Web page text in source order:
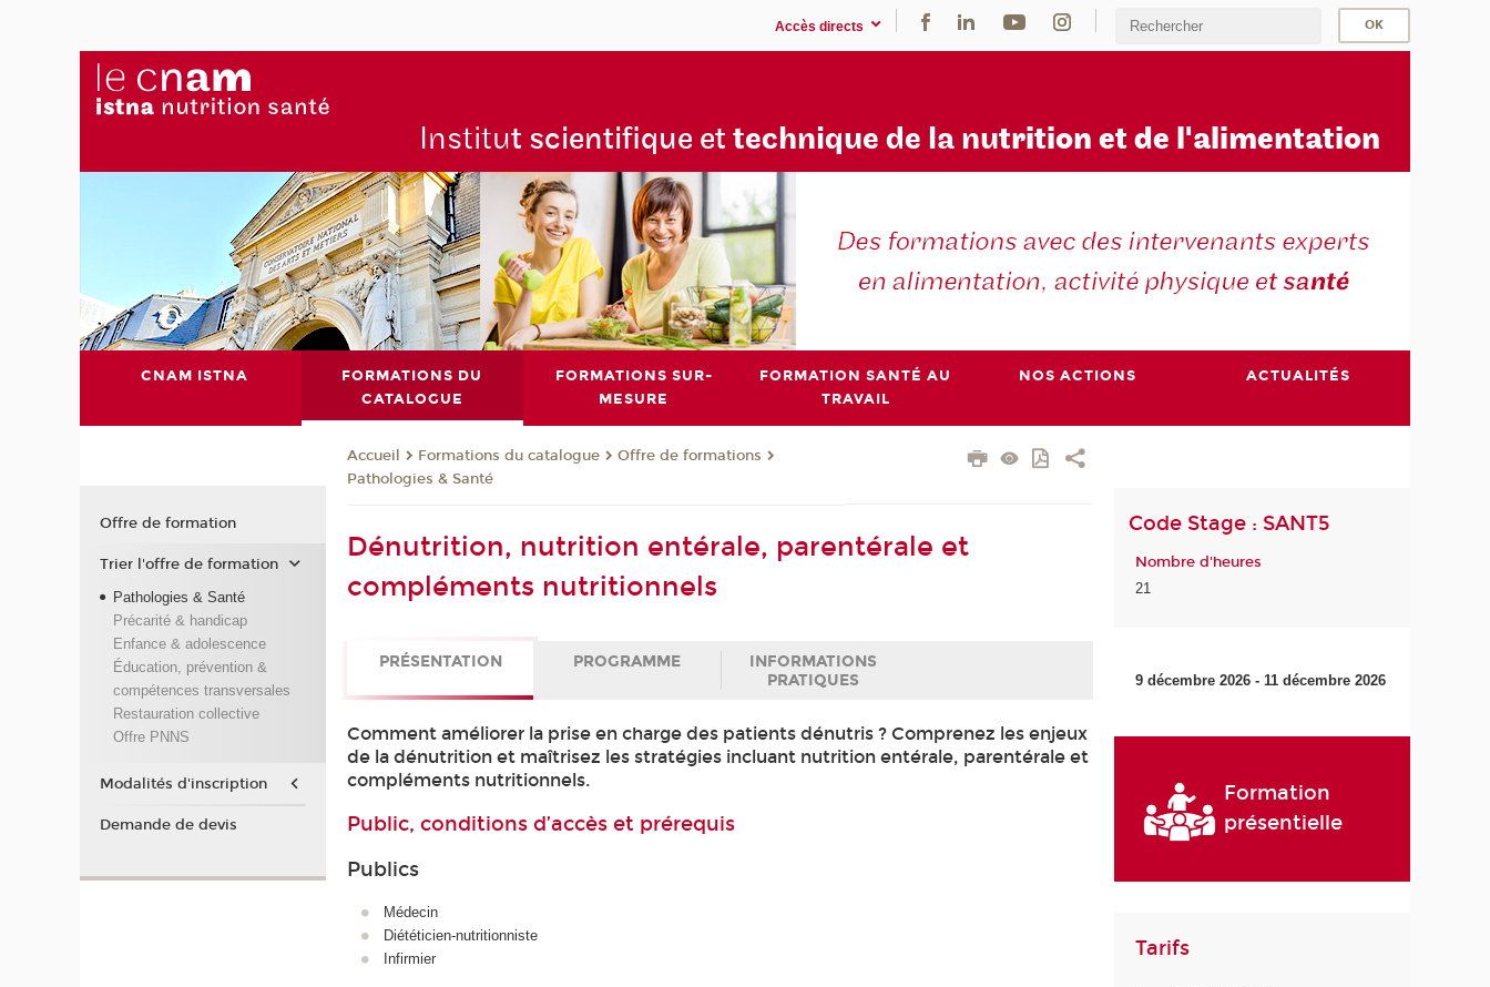
Accès directs
Institut scientifique et technique de la nutrition et de l'alimentation
CNAM ISTNA
FORMATIONS DU
CATALOGUE
FORMATIONS SUR-
MESURE
FORMATION SANTÉ AU
TRAVAIL
NOS ACTIONS ACTUALITÉS
Accueil Formations du catalogue
Offre de formations
Pathologies & Santé
Dénutrition, nutrition entérale, parentérale et
compléments nutritionnels
PRÉSENTATION PROGRAMME
INFORMATIONS
PRATIQUES
Comment améliorer la prise en charge des patients dénutris ? Comprenez les enjeux
de la dénutrition et maîtrisez les stratégies incluant nutrition entérale, parentérale et
compléments nutritionnels.
Public, conditions d’accès et prérequis
Publics
Médecin
Diététicien-nutritionniste
Infirmier
Code Stage : SANT5
Nombre d'heures
21
9 décembre 2026 - 11 décembre 2026
Formation
présentielle
Tarifs
Offre de formation
Trier l'offre de formation
Pathologies & Santé
Précarité & handicap
Enfance & adolescence
Éducation, prévention &
compétences transversales
Restauration collective
Offre PNNS
Modalités d'inscription
Demande de devis